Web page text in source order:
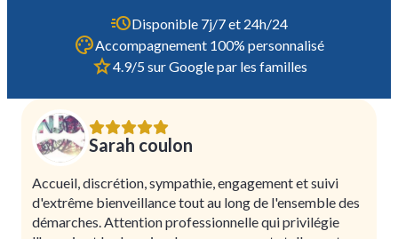
Disponible 7j/7 et 24h/24
Accompagnement 100% personnalisé
4.9/5 sur Google par les familles
Sarah coulon
Accueil, discrétion, sympathie, engagement et suivi
d'extrême bienveillance tout au long de l'ensemble des
démarches. Attention professionnelle qui privilégie